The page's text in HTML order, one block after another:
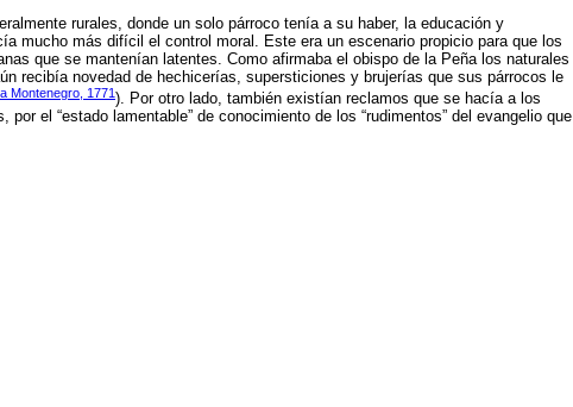
rurales, donde un solo párroco tenía a su haber, la educación y
mucho más difícil el control moral. Este era un escenario propicio para que los
que se mantenían latentes. Como afirmaba el obispo de la Peña los naturales
recibía novedad de hechicerías, supersticiones y brujerías que sus párrocos le
Montenegro, 1771). Por otro lado, también existían reclamos que se hacía a los
el “estado lamentable” de conocimiento de los “rudimentos” del evangelio que